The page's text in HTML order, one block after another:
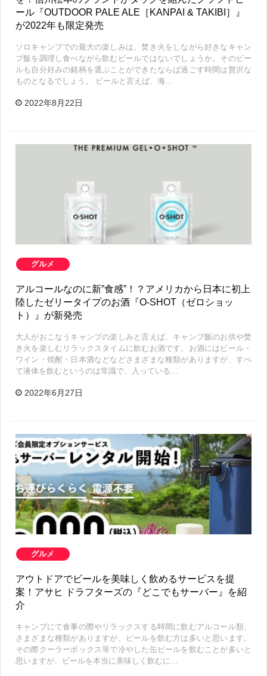
ール『OUTDOOR PALE ALE［KANPAI & TAKIBI］』
が2022年も限定発売
ソロキャンプでの最大の楽しみは、焚き火をしながら好きなキャン
プ飯を調理し食べながら飲むビールではないでしょうか。そのビー
ルも自分好みの銘柄を選ぶことができたならば過ごす時間は贅沢な
ものとなるでしょう。 ビールと言えば、海…
2022年8月22日
グルメ
アルコールなのに新”食感”！？アメリカから日本に初上
陸したゼリータイプのお酒『O-SHOT（ゼロショッ
ト）』が新発売
大人がおこなうキャンプの楽しみと言えば、キャンプ飯のお供や焚
き火を楽しむリラックスタイムに飲むお酒です。お酒にはビール・
ワイン・焼酎・日本酒などなどさまざまな種類がありますが、すべ
て液体を飲むというのは常識で、入っている…
2022年6月27日
グルメ
アウトドアでビールを美味しく飲めるサービスを提
案！アサヒ ドラフターズの『どこでもサーバー』を紹
介
キャンプにて食事の際やリラックスする時間に飲むアルコール類、
さまざまな種類がありますが、ビールを飲む方は多いと思います。
その際クーラーボックス等で冷やした缶ビールを飲むことが多いと
思いますが、ビールを本当に美味しく飲むに…